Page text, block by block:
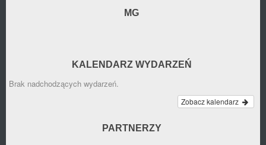
MG
KALENDARZ WYDARZEŃ
Brak nadchodzących wydarzeń.
Zobacz kalendarz
PARTNERZY